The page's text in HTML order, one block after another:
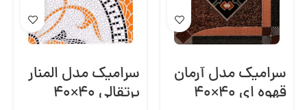
سرامیک مدل آرمان
قهوه ای ۴۰×۴۰
سرامیک مدل المنار
پرتقالی ۴۰×۴۰